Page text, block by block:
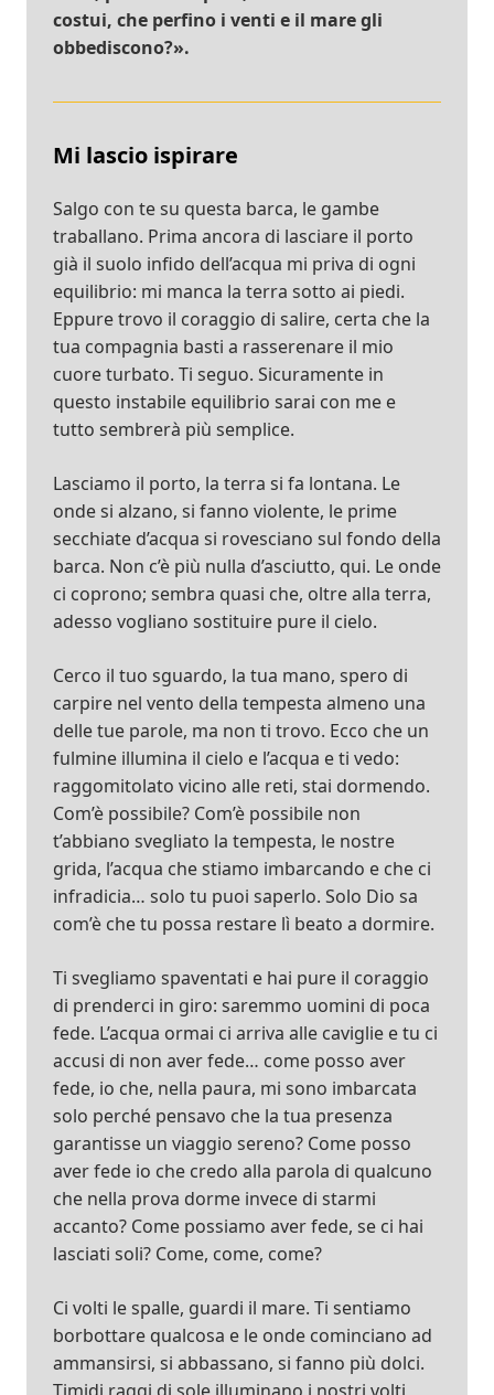
costui, che perfino i venti e il mare gli
obbediscono?».
Mi lascio ispirare
Salgo con te su questa barca, le gambe
traballano. Prima ancora di lasciare il porto
già il suolo infido dell’acqua mi priva di ogni
equilibrio: mi manca la terra sotto ai piedi.
Eppure trovo il coraggio di salire, certa che la
tua compagnia basti a rasserenare il mio
cuore turbato. Ti seguo. Sicuramente in
questo instabile equilibrio sarai con me e
tutto sembrerà più semplice.
Lasciamo il porto, la terra si fa lontana. Le
onde si alzano, si fanno violente, le prime
secchiate d’acqua si rovesciano sul fondo della
barca. Non c’è più nulla d’asciutto, qui. Le onde
ci coprono; sembra quasi che, oltre alla terra,
adesso vogliano sostituire pure il cielo.
Cerco il tuo sguardo, la tua mano, spero di
carpire nel vento della tempesta almeno una
delle tue parole, ma non ti trovo. Ecco che un
fulmine illumina il cielo e l’acqua e ti vedo:
raggomitolato vicino alle reti, stai dormendo.
Com’è possibile? Com’è possibile non
t’abbiano svegliato la tempesta, le nostre
grida, l’acqua che stiamo imbarcando e che ci
infradicia… solo tu puoi saperlo. Solo Dio sa
com’è che tu possa restare lì beato a dormire.
Ti svegliamo spaventati e hai pure il coraggio
di prenderci in giro: saremmo uomini di poca
fede. L’acqua ormai ci arriva alle caviglie e tu ci
accusi di non aver fede… come posso aver
fede, io che, nella paura, mi sono imbarcata
solo perché pensavo che la tua presenza
garantisse un viaggio sereno? Come posso
aver fede io che credo alla parola di qualcuno
che nella prova dorme invece di starmi
accanto? Come possiamo aver fede, se ci hai
lasciati soli? Come, come, come?
Ci volti le spalle, guardi il mare. Ti sentiamo
borbottare qualcosa e le onde cominciano ad
ammansirsi, si abbassano, si fanno più dolci.